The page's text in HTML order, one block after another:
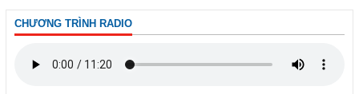
CHƯƠNG TRÌNH RADIO